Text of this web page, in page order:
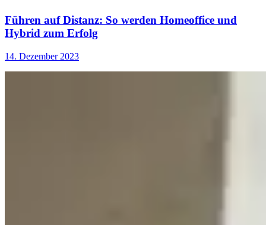
Führen auf Distanz: So werden Homeoffice und
Hybrid zum Erfolg
14. Dezember 2023